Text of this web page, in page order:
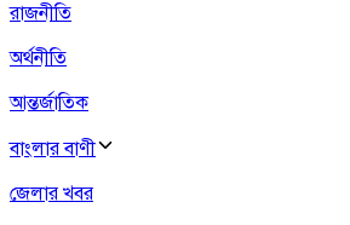
রাজনীতি
অর্থনীতি
আন্তর্জাতিক
বাংলার বাণী
জেলার খবর